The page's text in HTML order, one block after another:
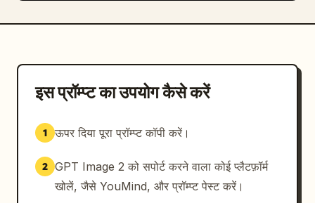
इस प्रॉम्प्ट का उपयोग कैसे करें
1 ऊपर दिया पूरा प्रॉम्प्ट कॉपी करें।
2 GPT Image 2 को सपोर्ट करने वाला कोई प्लैटफ़ॉर्म
खोलें, जैसे YouMind, और प्रॉम्प्ट पेस्ट करें।